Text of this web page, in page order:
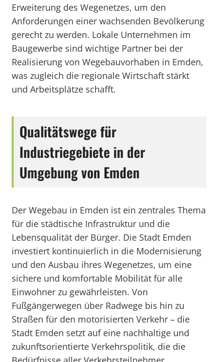
Erweiterung des Wegenetzes, um den
Anforderungen einer wachsenden Bevölkerung
gerecht zu werden. Lokale Unternehmen im
Baugewerbe sind wichtige Partner bei der
Realisierung von Wegebauvorhaben in Emden,
was zugleich die regionale Wirtschaft stärkt
und Arbeitsplätze schafft.
Qualitätswege für
Industriegebiete in der
Umgebung von Emden
Der Wegebau in Emden ist ein zentrales Thema
für die städtische Infrastruktur und die
Lebensqualität der Bürger. Die Stadt Emden
investiert kontinuierlich in die Modernisierung
und den Ausbau ihres Wegenetzes, um eine
sichere und komfortable Mobilität für alle
Einwohner zu gewährleisten. Von
Fußgängerwegen über Radwege bis hin zu
Straßen für den motorisierten Verkehr – die
Stadt Emden setzt auf eine nachhaltige und
zukunftsorientierte Verkehrspolitik, die die